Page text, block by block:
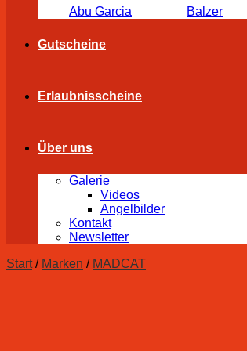
Abu Garcia Balzer
Gutscheine
Erlaubnisscheine
Über uns
Galerie
Videos
Angelbilder
Kontakt
Newsletter
Start / Marken / MADCAT